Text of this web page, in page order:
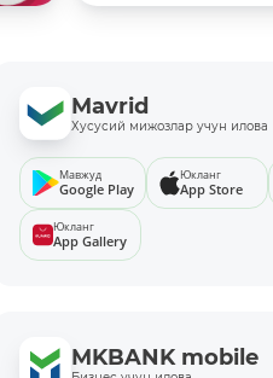
Mavrid
Хусусий мижозлар учун илова
Мавжуд
Google Play
Юкланг
App Store
Юкланг
App Gallery
MKBANK mobile